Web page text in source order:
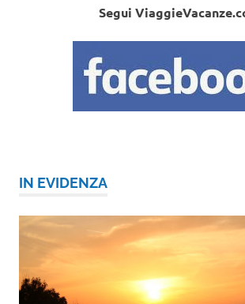
Segui
IN EVIDENZA